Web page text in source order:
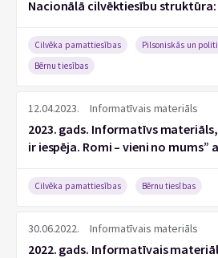
Nacionālā cilvēktiesību
Cilvēka pamattiesības
Pilsoniskās un
Bērnu tiesības
12.04.2023. Informatīvais materiāls
2023. gads. Informatīvs
ir iespēja. Romi – vieni no mums”
Cilvēka pamattiesības Bērnu tiesības
30.06.2022. Informatīvais materiāls
2022. gads. Informatīvais